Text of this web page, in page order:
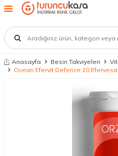
Anasayfa Besin Takviyeleri
Ocean Efervit Defence 20